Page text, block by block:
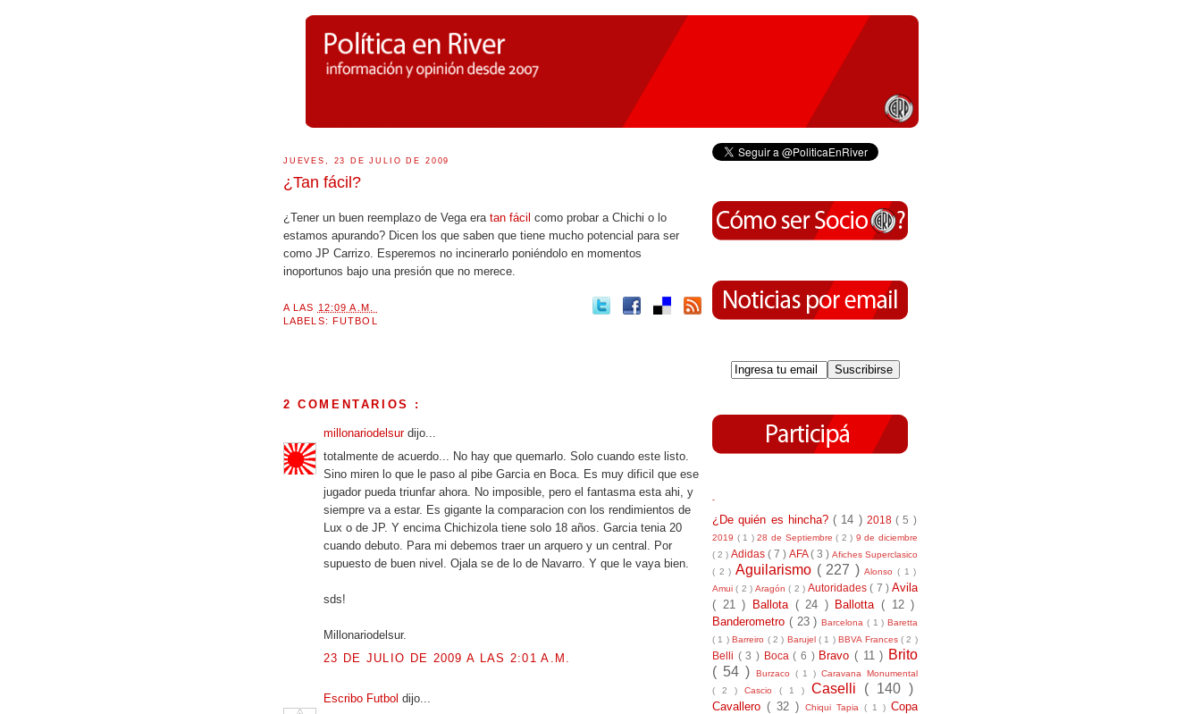
JUEVES, 23 DE JULIO DE 2009
¿Tan fácil?
¿Tener un buen reemplazo de Vega era tan fácil como probar a Chichi o lo
estamos apurando? Dicen los que saben que tiene mucho potencial para ser
como JP Carrizo. Esperemos no incinerarlo poniéndolo en momentos
inoportunos bajo una presión que no merece.
A LAS 12:09 A.M.
LABELS: FUTBOL
2 COMENTARIOS :
millonariodelsur dijo...
totalmente de acuerdo... No hay que quemarlo. Solo cuando este listo.
Sino miren lo que le paso al pibe Garcia en Boca. Es muy dificil que ese
jugador pueda triunfar ahora. No imposible, pero el fantasma esta ahi, y
siempre va a estar. Es gigante la comparacion con los rendimientos de
Lux o de JP. Y encima Chichizola tiene solo 18 años. Garcia tenia 20
cuando debuto. Para mi debemos traer un arquero y un central. Por
supuesto de buen nivel. Ojala se de lo de Navarro. Y que le vaya bien.
sds!
Millonariodelsur.
23 DE JULIO DE 2009 A LAS 2:01 A.M.
Escribo Futbol dijo...
-
¿De quién es hincha?( 14 ) 2018( 5 )
2019 ( 1 )28 de Septiembre( 2 ) 9 de diciembre
( 2 ) Adidas ( 7 ) AFA( 3 ) Afiches Superclasico
( 2 ) Aguilarismo ( 227 )Alonso( 1 )
Amui( 2 ) Aragón( 2 ) Autoridades( 7 ) Avila
( 21 )
Ballota ( 24 ) Ballotta( 12 )
Banderometro ( 23 ) Barcelona ( 1 ) Baretta
( 1 )Barreiro ( 2 ) Barujel ( 1 )BBVA Frances ( 2 )
Belli ( 3 ) Boca( 6 ) Bravo( 11 ) Brito
( 54 )
Burzaco ( 1 )Caravana Monumental
( 2 ) Cascio ( 1 ) Caselli ( 140 )
Cavallero ( 32 ) Chiqui Tapia ( 1 ) Copa